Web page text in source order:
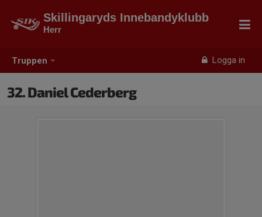
Truppen Logga in
Skillingaryds Innebandyklubb
Herr
32. Daniel Cederberg